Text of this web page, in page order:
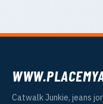
Catwalk Junkie, jeans